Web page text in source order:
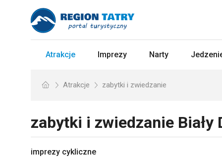
Atrakcje Imprezy Narty
Atrakcje zabytki i zwiedzanie
zabytki i zwiedzanie Biały
imprezy cykliczne